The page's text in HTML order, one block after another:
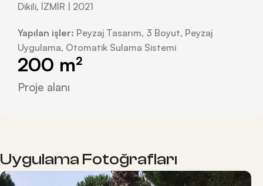
Dikili, İZMİR | 2021
Yapılan işler: Peyzaj Tasarım, 3 Boyut, Peyzaj
Uygulama, Otomatik Sulama Sistemi
Proje alanı
200 m²
Uygulama Fotoğrafları